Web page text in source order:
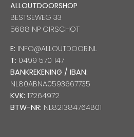
ALLOUTDOORSHOP
BESTSEWEG 33
5688 NP OIRSCHOT
E: INFO@ALLOUTDOOR.NL
T: 0499 570 147
BANKREKENING / IBAN:
NL80ABNA0593667735
KVK: 17264972
BTW-NR: NL821384764B01